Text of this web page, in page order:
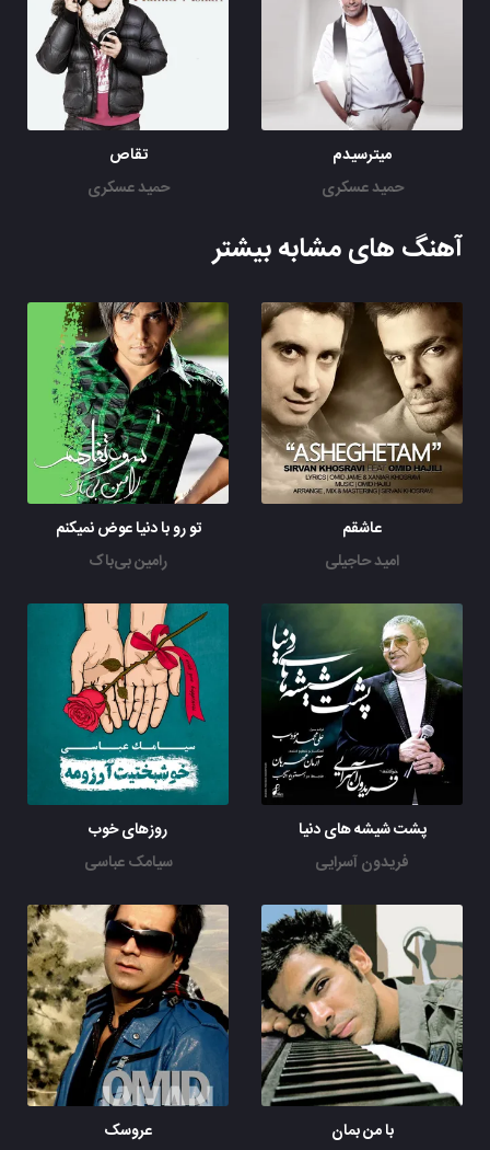
میترسیدم
حمید عسکری
تقاص
حمید عسکری
آهنگ های مشابه بیشتر
عاشقم
امید حاجیلی
تو رو با دنیا عوض نمیکنم
رامین بی‌باک
پشت شیشه های دنیا
فریدون آسرایی
روزهای خوب
سیامک عباسی
با من بمان
عروسک